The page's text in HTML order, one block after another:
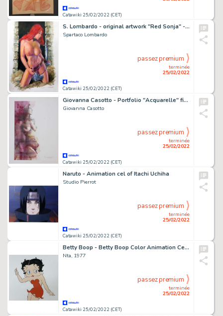
Catawiki 25/02/2022 (CET)
S. Lombardo - original artwork "Red Sonja" - Page volante - Exemplaire unique - (2022)
Spartaco Lombardo
Catawiki 25/02/2022 (CET)
terminée
25/02/2022
passez premium
Giovanna Casotto - Portfolio "Acquarelle" firmato, con acquarello originale - EO - (2021)
Giovanna Casotto
Catawiki 25/02/2022 (CET)
terminée
25/02/2022
passez premium
Naruto - Animation cel of Itachi Uchiha
Studio Pierrot
Catawiki 25/02/2022 (CET)
terminée
25/02/2022
passez premium
Betty Boop - Betty Boop Color Animation Cel Original Art - framed and certified
Nta, 1977
Catawiki 25/02/2022 (CET)
terminée
25/02/2022
passez premium